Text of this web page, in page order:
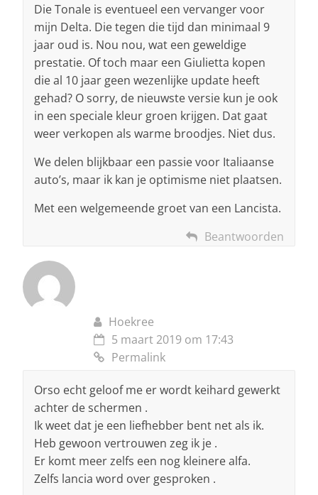
Die Tonale is eventueel een vervanger voor
mijn Delta. Die tegen die tijd dan minimaal 9
jaar oud is. Nou nou, wat een geweldige
prestatie. Of toch maar een Giulietta kopen
die al 10 jaar geen wezenlijke update heeft
gehad? O sorry, de nieuwste versie kun je ook
in een speciale kleur groen krijgen. Dat gaat
weer verkopen als warme broodjes. Niet dus.
We delen blijkbaar een passie voor Italiaanse
auto’s, maar ik kan je optimisme niet plaatsen.
Met een welgemeende groet van een Lancista.
Beantwoorden
Hoekree
5 maart 2019 om 17:43
Permalink
Orso echt geloof me er wordt keihard gewerkt
achter de schermen .
Ik weet dat je een liefhebber bent net als ik.
Heb gewoon vertrouwen zeg ik je .
Er komt meer zelfs een nog kleinere alfa.
Zelfs lancia word over gesproken .